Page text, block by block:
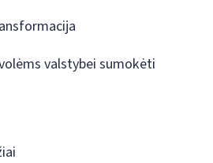
valstybei sumokėti